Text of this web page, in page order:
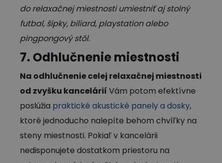
do relaxačnej miestnosti umiestniť aj stolný
futbal, šípky, biliard, playstation alebo
pingpongový stôl.
7. Odhlučnenie miestnosti
Na odhlučnenie celej relaxačnej miestnosti
od zvyšku kancelárií Vám potom efektívne
poslúžia praktické akustické panely a dosky,
ktoré jednoducho nalepíte behom chvíľky na
steny miestnosti. Pokiaľ v kancelárii
nedisponujete dostatkom priestoru na